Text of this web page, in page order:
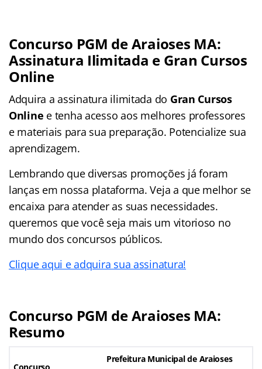
Concurso PGM de Araioses MA:
Assinatura Ilimitada e Gran Cursos
Online
Adquira a assinatura ilimitada do Gran Cursos
Online e tenha acesso aos melhores professores
e materiais para sua preparação. Potencialize sua
aprendizagem.
Lembrando que diversas promoções já foram
lanças em nossa plataforma. Veja a que melhor se
encaixa para atender as suas necessidades.
queremos que você seja mais um vitorioso no
mundo dos concursos públicos.
Clique aqui e adquira sua assinatura!
Concurso PGM de Araioses MA:
Resumo
Prefeitura Municipal de Araioses